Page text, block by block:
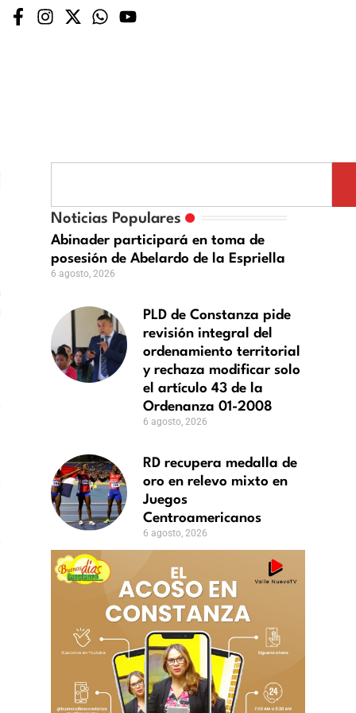
Noticias Populares
Abinader participará en toma de
posesión de Abelardo de la Espriella
6 agosto, 2026
PLD de Constanza pide
revisión integral del
ordenamiento territorial
y rechaza modificar solo
el artículo 43 de la
Ordenanza 01-2008
6 agosto, 2026
RD recupera medalla de
oro en relevo mixto en
Juegos
Centroamericanos
6 agosto, 2026